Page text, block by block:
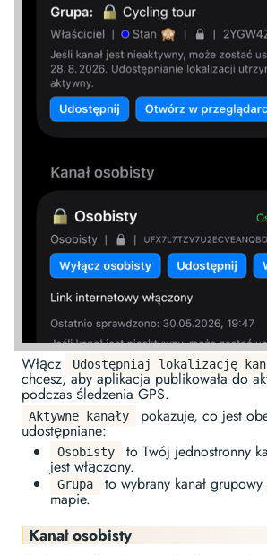
Włącz Udostępniaj lokalizację
chcesz, aby aplikacja publikowała do
podczas śledzenia GPS.
Aktywne kanały pokazuje, co jest
udostępniane:
Osobisty to Twój jednostronny
jest włączony.
Grupa to wybrany kanał
mapie.
Kanał osobisty